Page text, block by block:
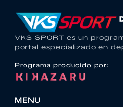
VKS SPORT es un
portal especializado en
Programa producido por:
MENU